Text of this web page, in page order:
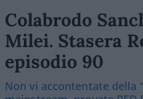
Colabrodo
Milei. Stasera
episodio 90
Non vi accontentate della